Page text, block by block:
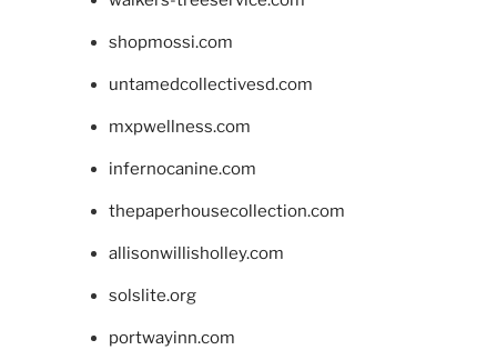
shopmossi.com
untamedcollectivesd.com
mxpwellness.com
infernocanine.com
thepaperhousecollection.com
allisonwillisholley.com
solslite.org
portwayinn.com